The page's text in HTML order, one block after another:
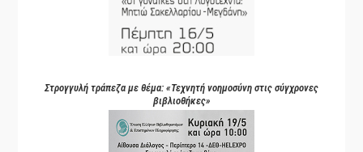
Στρογγυλή τράπεζα με θέμα: «Τεχνητή νοημοσύνη στις σύγχρονες
βιβλιοθήκες»